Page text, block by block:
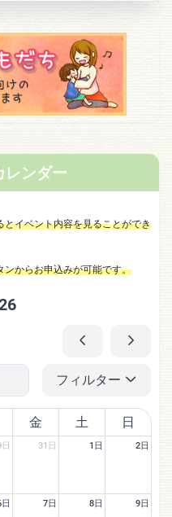
レンダー
イベント内容を見ることができ
からお申込みが可能です。
フィルター
金 土 日
31日 1日 2日
7日 8日 9日